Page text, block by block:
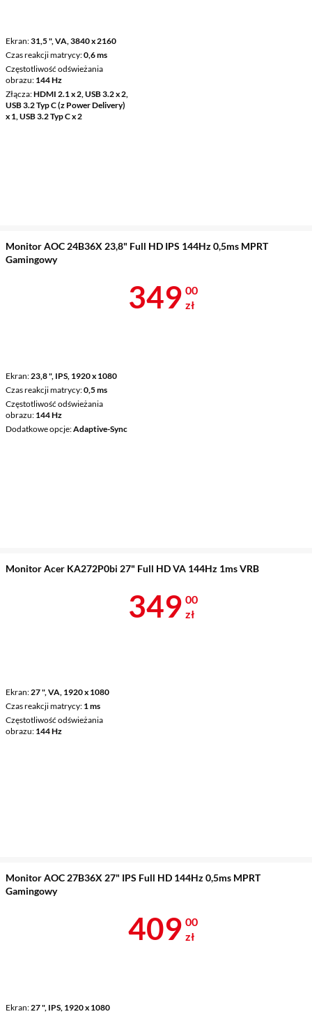
Ekran 31,5 ", VA, 3840 x 2160
Czas reakcji matrycy 0,6 ms
Częstotliwość odświeżania
obrazu 144 Hz
Złącza HDMI 2.1 x 2, USB 3.2 x 2,
USB 3.2 Typ C (z Power Delivery)
x 1, USB 3.2 Typ C x 2
Monitor AOC 24B36X 23,8" Full HD IPS 144Hz 0,5ms MPRT
Gamingowy
Ekran 23,8 ", IPS, 1920 x 1080
Czas reakcji matrycy 0,5 ms
Częstotliwość odświeżania
obrazu 144 Hz
Dodatkowe opcje Adaptive-Sync
Cena 349 zł
349 00
zł
Monitor Acer KA272P0bi 27" Full HD VA 144Hz 1ms VRB
Ekran 27 ", VA, 1920 x 1080
Czas reakcji matrycy 1 ms
Częstotliwość odświeżania
obrazu 144 Hz
Cena 349 zł
349 00
zł
Monitor AOC 27B36X 27" IPS Full HD 144Hz 0,5ms MPRT
Gamingowy
Ekran 27 ", IPS, 1920 x 1080
Cena 409 zł
409 00
zł